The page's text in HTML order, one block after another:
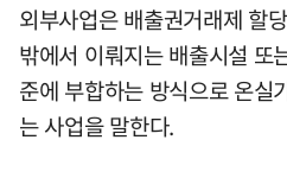
외부사업은 배출권거래제 할
밖에서 이뤄지는 배출시설 또
준에 부합하는 방식으로 온실
는 사업을 말한다.